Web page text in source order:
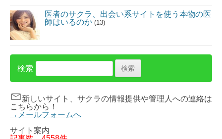
医者のサクラ、出会い系サイトを使う本物の医
師はいるのか (13)
検索
新しいサイト、サクラの情報提供や管理人への連絡は
こちらから！
→メールフォームへ
サイト案内